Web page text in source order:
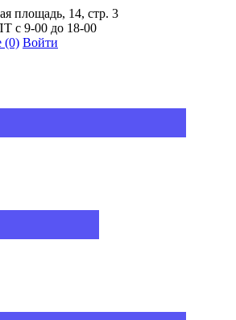
площадь, 14, стр. 3
с 9-00 до 18-00
(0) Войти